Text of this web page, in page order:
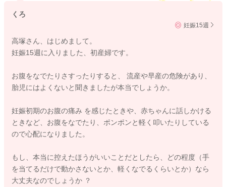
くろ
妊娠15週
高塚さん、はじめまして。
妊娠15週に入りました、初産婦です。
お腹をなでたりさすったりすると、 流産や早産の危険があり、
胎児にはよくないと聞きましたが本当でしょうか。
妊娠初期のお腹の痛み を感じたときや、赤ちゃんに話しかける
ときなど、お腹をなでたり、ポンポンと軽く叩いたりしている
ので心配になりました。
もし、本当に控えたほうがいいことだとしたら、どの程度（手
を当てるだけで動かさないとか、軽くなでるくらいとか）なら
大丈夫なのでしょうか ？